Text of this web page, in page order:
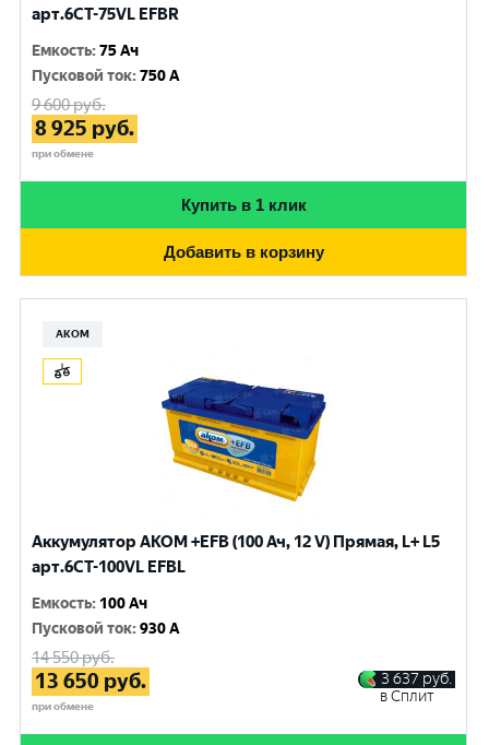
арт.6СТ-75VL EFBR
Емкость:75 Ач
Пусковой ток:750 A
9 600руб.
8 925 руб.
при обмене
Купить в 1 клик
Добавить в корзину
АКОМ
Аккумулятор AKOM +EFB (100 Ач, 12 V) Прямая, L+ L5
арт.6СТ-100VL EFBL
Емкость: 100 Ач
Пусковой ток:930 A
14 550руб.
13 650 руб.
при обмене
3 637 руб.
в Сплит